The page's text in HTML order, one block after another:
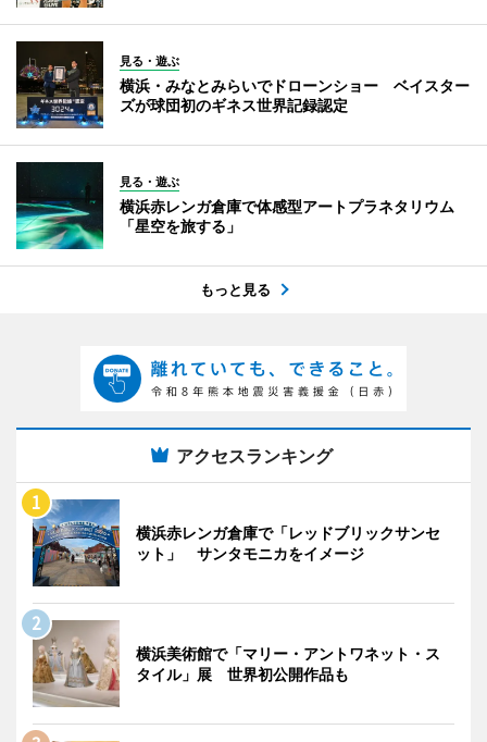
見る・遊ぶ
横浜・みなとみらいでドローンショー ベイスター
ズが球団初のギネス世界記録認定
見る・遊ぶ
横浜赤レンガ倉庫で体感型アートプラネタリウム
「星空を旅する」
もっと見る
アクセスランキング
横浜赤レンガ倉庫で「レッドブリックサンセ
ット」 サンタモニカをイメージ
横浜美術館で「マリー・アントワネット・ス
タイル」展 世界初公開作品も